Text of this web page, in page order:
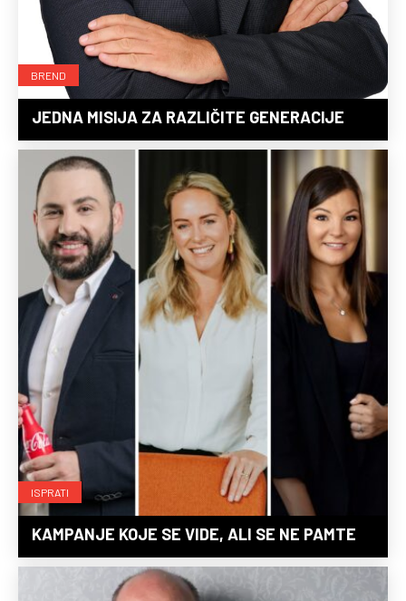
BREND
JEDNA MISIJA ZA RAZLIČITE GENERACIJE
ISPRATI
KAMPANJE KOJE SE VIDE, ALI SE NE PAMTE